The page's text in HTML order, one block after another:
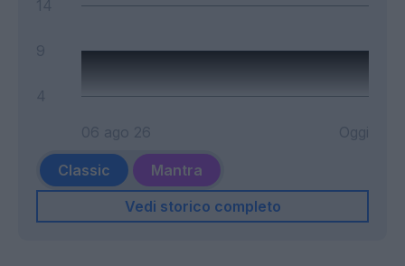
Classic
Mantra
Vedi storico completo